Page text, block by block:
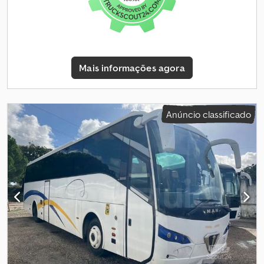
está disponível ao preço de Compra Imediata ou pode enviar a
sua proposta e iniciar uma negociação. Dodpfxeynblis Abiock
Mais informações agora
Anúncio classificado